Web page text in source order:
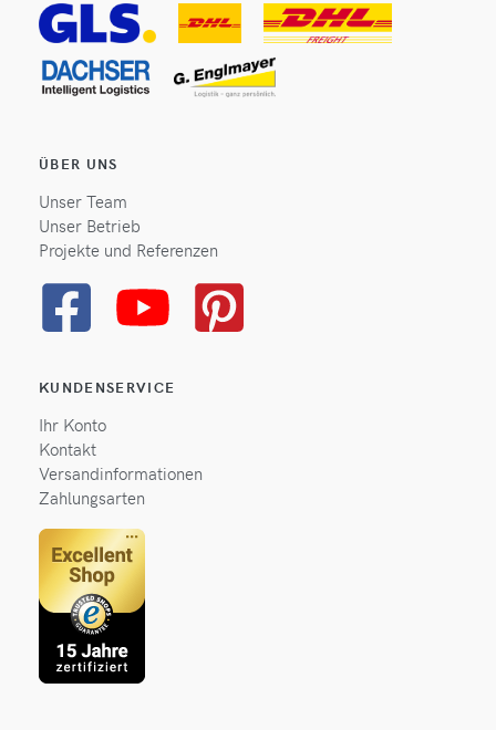
ÜBER UNS
Unser Team
Unser Betrieb
Projekte und Referenzen
KUNDENSERVICE
Ihr Konto
Kontakt
Versandinformationen
Zahlungsarten